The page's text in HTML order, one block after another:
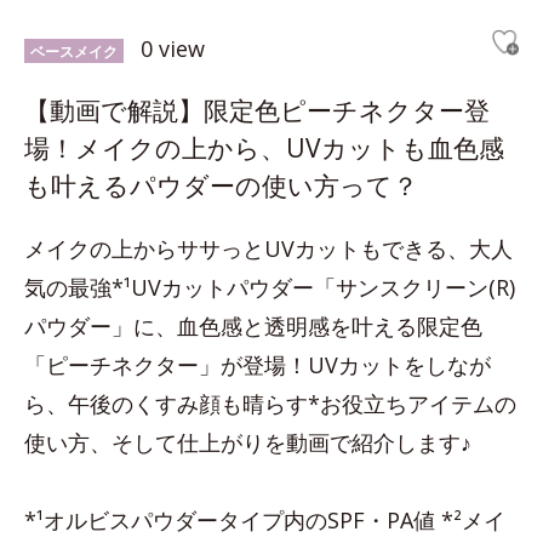
ベースメイク 0 view
【動画で解説】限定色ピーチネクター登
場！メイクの上から、UVカットも血色感
も叶えるパウダーの使い方って？
メイクの上からササっとUVカットもできる、大人
気の最強*¹UVカットパウダー「サンスクリーン(R)
パウダー」に、血色感と透明感を叶える限定色
「ピーチネクター」が登場！UVカットをしなが
ら、午後のくすみ顔も晴らす*お役立ちアイテムの
使い方、そして仕上がりを動画で紹介します♪
*¹オルビスパウダータイプ内のSPF・PA値 *²メイ